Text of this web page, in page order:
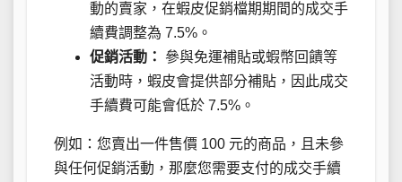
動的賣家，在蝦皮促銷檔期期間的成交手
續費調整為 7.5%。
促銷活動： 參與免運補貼或蝦幣回饋等
活動時，蝦皮會提供部分補貼，因此成交
手續費可能會低於 7.5%。
例如：您賣出一件售價 100 元的商品，且未參
與任何促銷活動，那麼您需要支付的成交手續